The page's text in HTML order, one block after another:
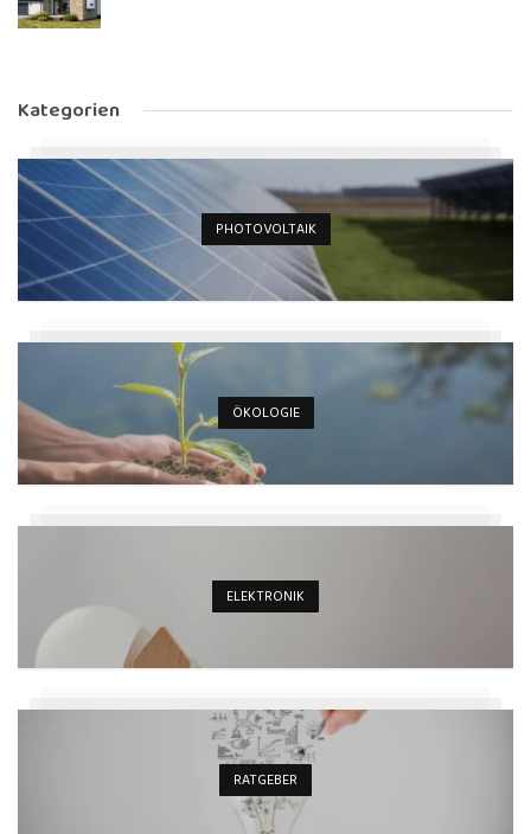
Kategorien
PHOTOVOLTAIK
ÖKOLOGIE
ELEKTRONIK
RATGEBER